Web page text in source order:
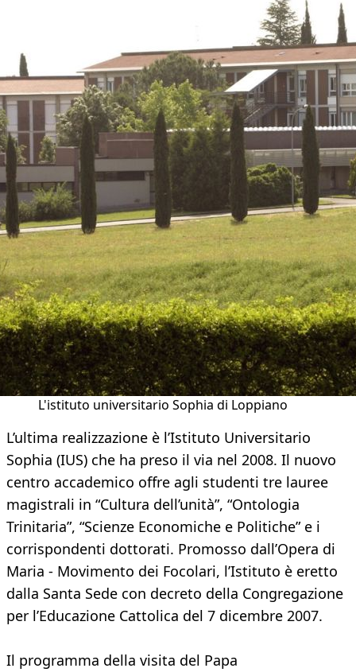
L'istituto universitario Sophia di Loppiano
L’ultima realizzazione è l’Istituto Universitario
Sophia (IUS) che ha preso il via nel 2008. Il nuovo
centro accademico offre agli studenti tre lauree
magistrali in “Cultura dell’unità”, “Ontologia
Trinitaria”, “Scienze Economiche e Politiche” e i
corrispondenti dottorati. Promosso dall’Opera di
Maria - Movimento dei Focolari, l’Istituto è eretto
dalla Santa Sede con decreto della Congregazione
per l’Educazione Cattolica del 7 dicembre 2007.
Il programma della visita del Papa